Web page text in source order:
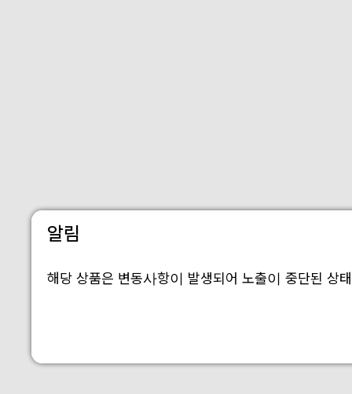
알림
해당 상품은 변동사항이 발생되어 노출이 중단된 상